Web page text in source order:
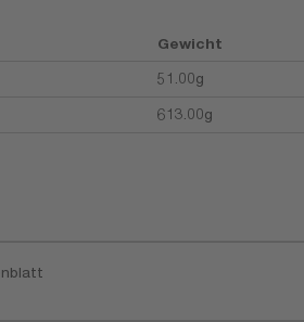
Gewicht
51.00g
613.00g